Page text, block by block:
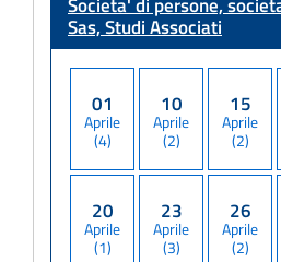
Sas, Studi Associati
01
Aprile
(4)
10
Aprile
(2)
15
Aprile
(2)
20
Aprile
(1)
23
Aprile
(3)
26
Aprile
(2)